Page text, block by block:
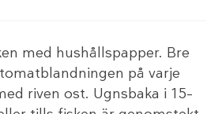
med hushållspapper. Bre
på varje
riven ost. Ugnsbaka i 15–